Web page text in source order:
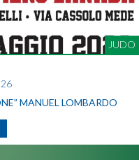
JUDO
MANUEL LOMBARDO